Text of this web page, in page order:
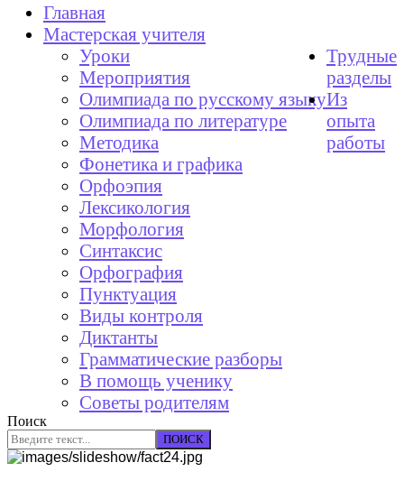
Главная
Мастерская учителя
Уроки
Мероприятия
Олимпиада по русскому языку
Олимпиада по литературе
Методика
Трудные
разделы
Фонетика и графика
Орфоэпия
Лексикология
Морфология
Синтаксис
Орфография
Пунктуация
Из
опыта
работы
Виды контроля
Диктанты
Грамматические разборы
В помощь ученику
Советы родителям
Поиск
ПОИСК